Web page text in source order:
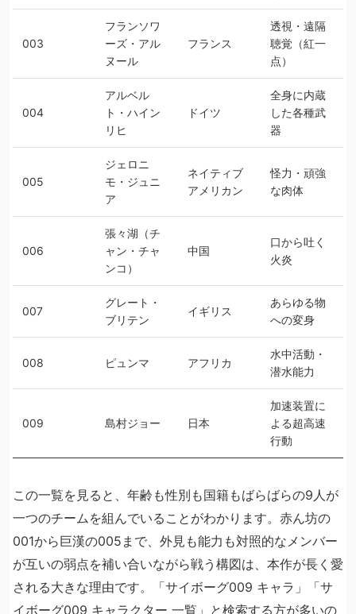
003
フランソワ
ーズ・アル
ヌール
フランス
透視・遠隔
聴覚（紅一
点）
004
アルベル
ト・ハイン
リヒ
ドイツ
全身に内蔵
した各種武
器
005
ジェロニ
モ・ジュニ
ア
ネイティブ
アメリカン
怪力・頑強
な肉体
006
張々湖（チ
ャン・チャ
ンコ）
中国
口から吐く
火炎
007
グレート・
ブリテン
イギリス
あらゆる物
への変身
008 ピュンマ アフリカ
水中活動・
潜水能力
009 島村ジョー 日本
加速装置に
よる超高速
行動
この一覧を見ると、年齢も性別も国籍もばらばらの9人が
一つのチームを組んでいることがわかります。赤ん坊の
001から巨漢の005まで、外見も能力も対照的なメンバー
が互いの弱点を補い合いながら戦う構図は、本作が長く愛
される大きな理由です。「サイボーグ009 キャラ」「サ
イボーグ009 キャラクター 一覧」と検索する方が多いの